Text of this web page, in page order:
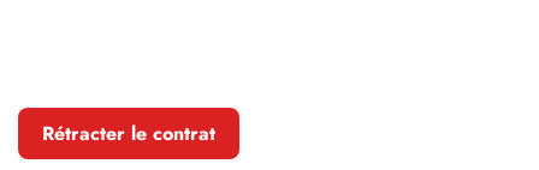
Rétracter le contrat